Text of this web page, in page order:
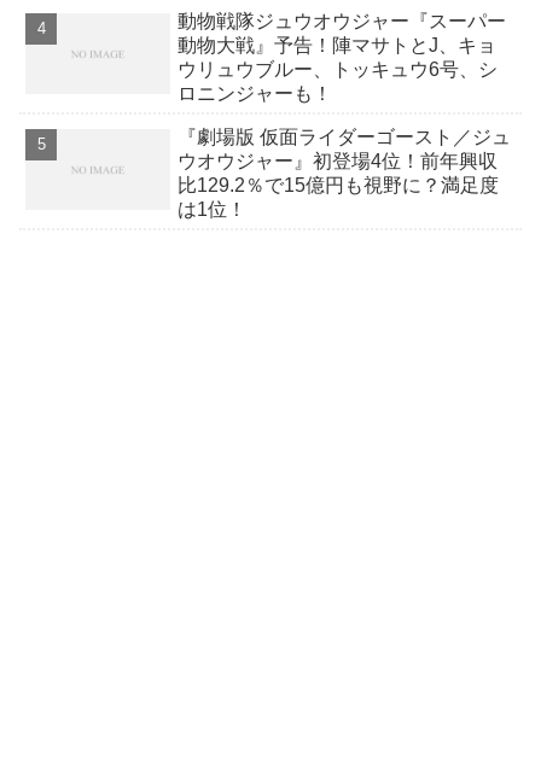
動物戦隊ジュウオウジャー『スーパー
動物大戦』予告！陣マサトとJ、キョ
ウリュウブルー、トッキュウ6号、シ
ロニンジャーも！
『劇場版 仮面ライダーゴースト／ジュ
ウオウジャー』初登場4位！前年興収
比129.2％で15億円も視野に？満足度
は1位！